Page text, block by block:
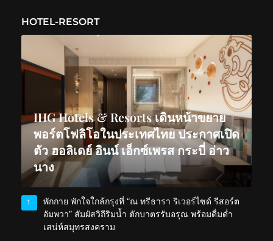
HOTEL-RESORT
IHG Hotels & Resorts เดินหน้าขยาย
พอร์ตโฟลิโอในประเทศไทย ประกาศเปิด
ตัว ฮอลิเดย์ อินน์ เอ็กซ์เพรส กระบี่ อ่าว
นาง
1
พักกาย พักใจใกล้กรุงที่ “ณ ทรีธารา ริเวอร์ไซด์ รีสอร์ต
อัมพวา” สัมผัสวิถีริมน้ำ ตักบาตรรับอรุณ พร้อมดื่มด่ำ
เสน่ห์สมุทรสงคราม